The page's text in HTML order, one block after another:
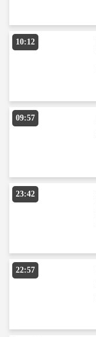
10:12
09:57
23:42
22:57